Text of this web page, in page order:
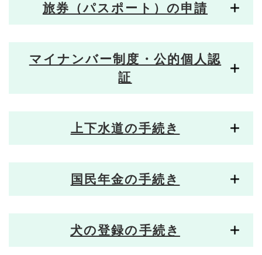
旅券（パスポート）の申請
マイナンバー制度・公的個人認
証
上下水道の手続き
国民年金の手続き
犬の登録の手続き